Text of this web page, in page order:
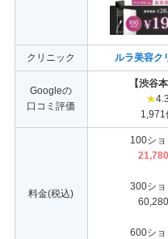
クリニック ルラ美容ク
Googleの
口コミ評価
【渋谷本
★4.3
1,971
料金(税込)
100ショ
300ショ
600ショ